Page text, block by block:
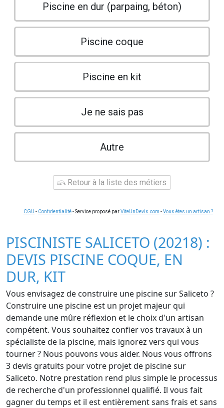
Piscine en dur (parpaing, béton)
Piscine coque
Piscine en kit
Je ne sais pas
Autre
Retour à la liste des métiers
CGU - Confidentialité- Service proposé parViteUnDevis.com -Vous êtes un artisan ?
PISCINISTE SALICETO (20218) :
DEVIS PISCINE COQUE, EN
DUR, KIT
Vous envisagez de construire une piscine sur Saliceto ?
Construire une piscine est un projet majeur qui
demande une mûre réflexion et le choix d'un artisan
compétent. Vous souhaitez confier vos travaux à un
spécialiste de la piscine, mais ignorez vers qui vous
tourner ? Nous pouvons vous aider. Nous vous offrons
3 devis gratuits pour votre projet de piscine sur
Saliceto. Notre prestation rend plus simple le processus
de recherche d'un professionnel qualifié. Il vous fait
gagner du temps et il est entièrement sans frais et sans